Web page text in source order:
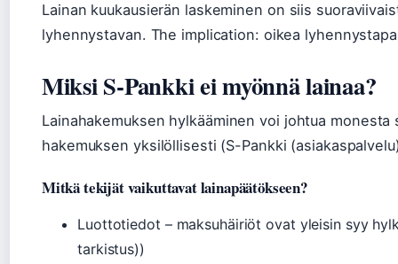
Lainan kuukausierän laskeminen on siis
lyhennystavan. The implication: oikea
Miksi S-Pankki ei myönnä lainaa?
Lainahakemuksen hylkääminen voi johtua
hakemuksen yksilöllisesti (S-Pankki
Mitkä tekijät vaikuttavat lainapäätökseen?
Luottotiedot – maksuhäiriöt ovat yleisin syy
tarkistus))